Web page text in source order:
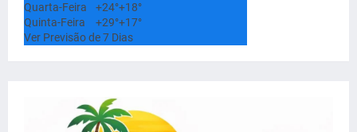
Quarta-Feira
+24°+18°
Quinta-Feira
+29°+17°
Ver Previsão de 7 Dias